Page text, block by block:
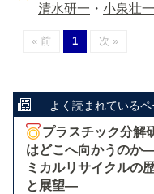
清水研一 ・ 小泉壮一
« 前 1 次 »
よく読まれているペ
プラスチック分解
はどこへ向かうのか
ミカルリサイクルの
と展望―